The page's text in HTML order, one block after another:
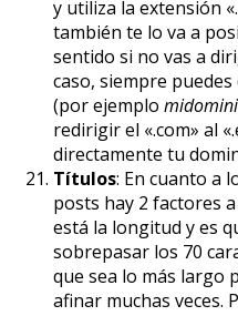
y utiliza la extensión
también te lo va a
sentido si no vas a
caso, siempre
(por ejemplo
redirigir el «.com» al
directamente tu
Títulos: En cuanto a
posts hay 2 factores
está la longitud y es
sobrepasar los 70
que sea lo más largo
afinar muchas veces.